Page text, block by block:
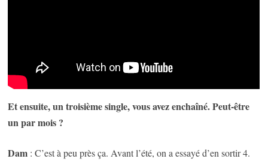
Et ensuite, un troisième single, vous avez enchaîné. Peut-être
un par mois ?
Dam : C’est à peu près ça. Avant l’été, on a essayé d’en sortir 4.